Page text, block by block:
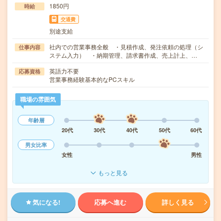
時給 1850円
交通費
別途支給
仕事内容
社内での営業事務全般 ・見積作成、発注依頼の処理（シ
ステム入力） ・納期管理、請求書作成、売上計上、…
応募資格
英語力不要
営業事務経験基本的なPCスキル
職場の雰囲気
年齢層
20代
30代 40代 50代
60代
男女比率
女性
男性
もっと見る
気になる! 応募へ進む 詳しく見る